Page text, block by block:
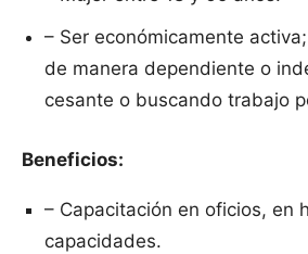
– Ser económicamente
de manera dependiente o
cesante o buscando trabajo
Beneficios:
– Capacitación en oficios, en
capacidades.